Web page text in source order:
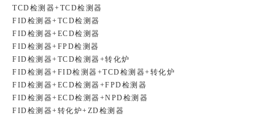
TCD检测器+TCD检测器
FID检测器+TCD检测器
FID检测器+ECD检测器
FID检测器+FPD检测器
FID检测器+TCD检测器+转化炉
FID检测器+FID检测器+TCD检测器+转化炉
FID检测器+ECD检测器+FPD检测器
FID检测器+ECD检测器+NPD检测器
FID检测器+转化炉+ZD检测器